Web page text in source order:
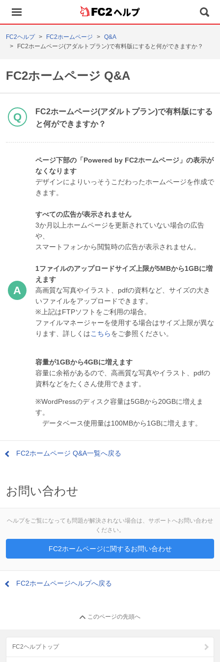
ヘルプ
FC2ヘルプ FC2ホームページ
Q&A
FC2ホームページ(アダルトプラン)で有料版にすると何ができますか？
FC2ホームページ Q&A
FC2ホームページ(アダルトプラン)で有料版にする
と何ができますか？
ページ下部の「Powered by FC2ホームページ」の表示が
なくなります
デザインによりいっそうこだわったホームページを作成で
きます。
すべての広告が表示されません
3か月以上ホームページを更新されていない場合の広告
や、
スマートフォンから閲覧時の広告が表示されません。
1ファイルのアップロードサイズ上限が5MBから1GBに増
えます
高画質な写真やイラスト、pdfの資料など、サイズの大き
いファイルをアップロードできます。
※上記はFTPソフトをご利用の場合。
ファイルマネージャーを使用する場合はサイズ上限が異な
ります、詳しくはこちらをご参照ください。
容量が1GBから4GBに増えます
容量に余裕があるので、高画質な写真やイラスト、pdfの
資料などをたくさん使用できます。
※WordPressのディスク容量は5GBから20GBに増えま
す。
データベース使用量は100MBから1GBに増えます。
FC2ホームページ Q&A一覧へ戻る
お問い合わせ
ヘルプをご覧になっても問題が解決されない場合は、サポートへお問い合わせ
ください。
FC2ホームページに関するお問い合わせ
FC2ホームページヘルプへ戻る
このページの先頭へ
FC2ヘルプトップ